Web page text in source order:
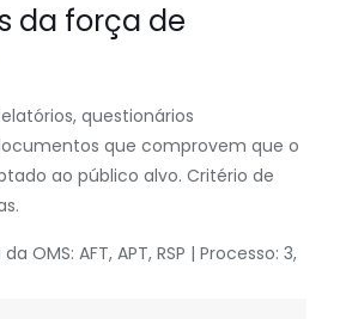
da força de
questionários
que comprovem que o
ao público alvo. Critério de
OMS: AFT, APT, RSP | Processo: 3,